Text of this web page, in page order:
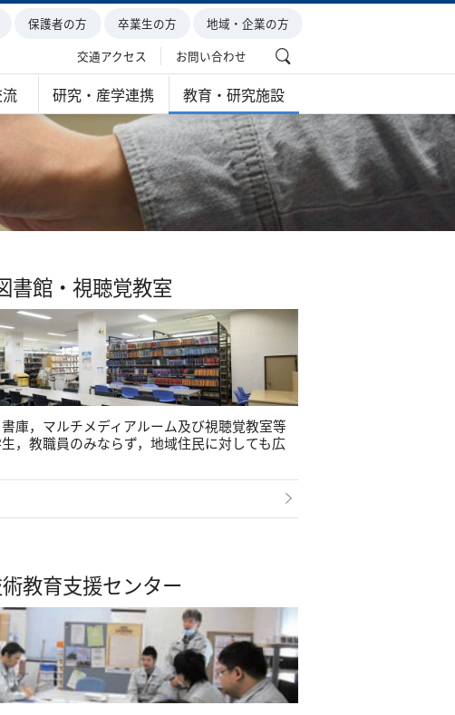
研究・産学連携 教育・研究施設
保護者の方 卒業生の方
地域・企業の方
交通アクセス
お問い合わせ
書館・視聴覚教室
庫，マルチメディアルーム及び視聴覚教室等
，教職員のみならず，地域住民に対しても広
教育支援センター